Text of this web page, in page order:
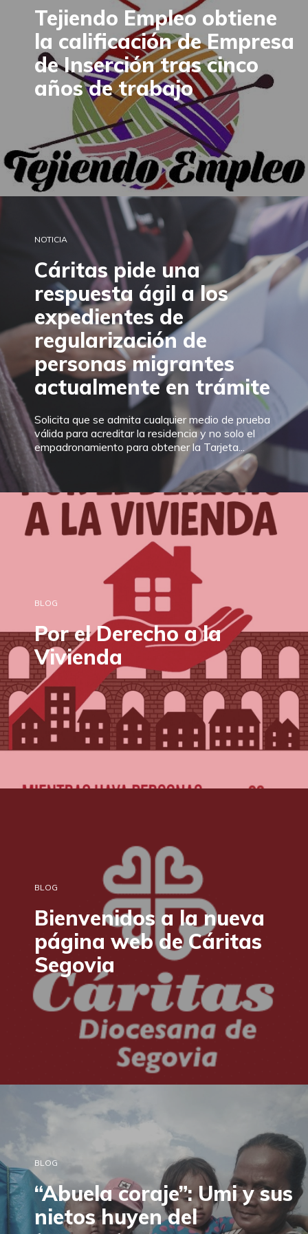
Tejiendo Empleo obtiene
la calificación de Empresa
de Inserción tras cinco
años de trabajo
NOTICIA
Cáritas pide una
respuesta ágil a los
expedientes de
regularización de
personas migrantes
actualmente en trámite
Solicita que se admita cualquier medio de prueba
válida para acreditar la residencia y no solo el
empadronamiento para obtener la Tarjeta...
BLOG
Por el Derecho a la
Vivienda
BLOG
Bienvenidos a la nueva
página web de Cáritas
Segovia
BLOG
“Abuela coraje”: Umi y sus
nietos huyen del